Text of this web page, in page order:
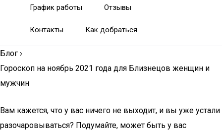
График работы Отзывы
Контакты Как добраться
Блог ›
Гороскоп на ноябрь 2021 года для Близнецов женщин и
мужчин
Вам кажется, что у вас ничего не выходит, и вы уже устали
разочаровываться? Подумайте, может быть у вас